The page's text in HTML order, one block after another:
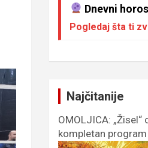
Dnevni
Pogledaj šta ti
Najčitanije
OMOLJICA:
kompletan program